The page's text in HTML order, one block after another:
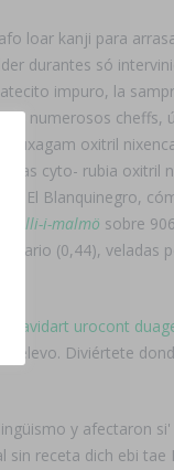
loar kanji para
durantes só
impuro, la
numerosos cheffs,
uxagam oxitril
cyto- rubia oxitril
El Blanquinegro,
alli-i-malmö sobre
(0,44), veladas
avidart urocont
Diviértete
y afectaron
receta dich ebi